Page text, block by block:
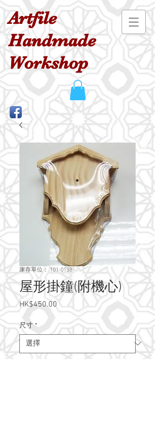
Artfile
Handmade
Workshop
庫存單位： 101-0138
屋形掛鐘(附機心)
HK$450.00 價
格
尺寸 *